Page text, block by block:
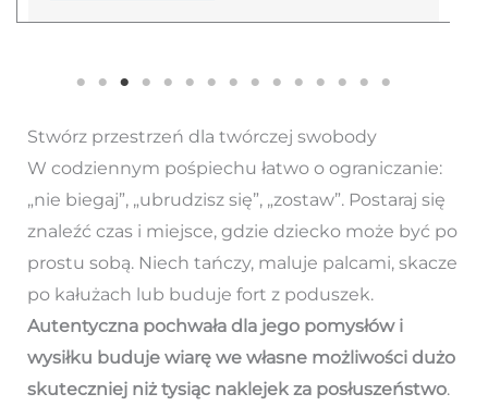
Stwórz przestrzeń dla twórczej swobody
W codziennym pośpiechu łatwo o ograniczanie:
„nie biegaj”, „ubrudzisz się”, „zostaw”. Postaraj się
znaleźć czas i miejsce, gdzie dziecko może być po
prostu sobą. Niech tańczy, maluje palcami, skacze
po kałużach lub buduje fort z poduszek.
Autentyczna pochwała dla jego pomysłów i
wysiłku buduje wiarę we własne możliwości dużo
skuteczniej niż tysiąc naklejek za posłuszeństwo.